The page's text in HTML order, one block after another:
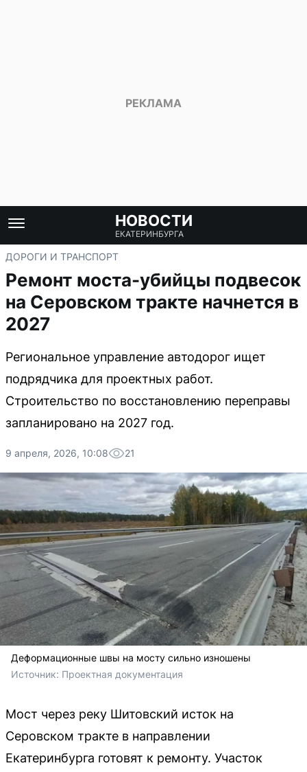
НОВОСТИ
ЕКАТЕРИНБУРГА
ДОРОГИ И ТРАНСПОРТ
Ремонт моста-убийцы подвесок
на Серовском тракте начнется в
2027
Региональное управление автодорог ищет
подрядчика для проектных работ.
Строительство по восстановлению переправы
запланировано на 2027 год.
9 апреля, 2026, 10:08 21
Деформационные швы на мосту сильно изношены
Источник: Проектная документация
Мост через реку Шитовский исток на
Серовском тракте в направлении
Екатеринбурга готовят к ремонту. Участок